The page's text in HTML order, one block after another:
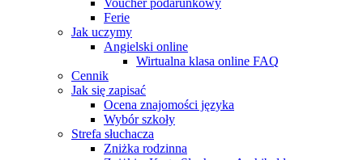
Voucher podarunkowy
Ferie
Jak uczymy
Angielski online
Wirtualna klasa online FAQ
Cennik
Jak się zapisać
Ocena znajomości języka
Wybór szkoły
Strefa słuchacza
Zniżka rodzinna